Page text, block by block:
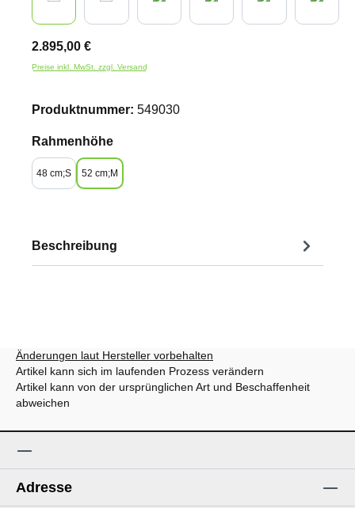
2.895,00 €
Preise inkl. MwSt. zzgl. Versand
Produktnummer: 549030
Rahmenhöheauswählen
48 cm;S 52 cm;M
Beschreibung
Änderungen laut Hersteller vorbehalten
Artikel kann sich im laufenden Prozess verändern
Artikel kann von der ursprünglichen Art und Beschaffenheit
abweichen
Adresse